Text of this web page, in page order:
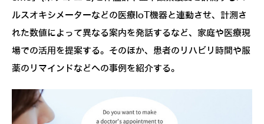
ルスオキシメーターなどの医療IoT機器と連動させ、計測さ
れた数値によって異なる案内を発話するなど、家庭や医療現
場での活用を提案する。そのほか、患者のリハビリ時間や服
薬のリマインドなどへの事例を紹介する。